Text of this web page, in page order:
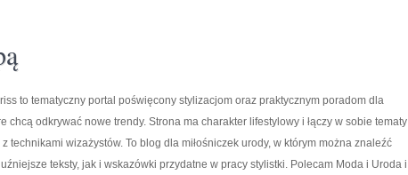
to tematyczny portal poświęcony stylizacjom oraz praktycznym poradom dla
chcą odkrywać nowe trendy. Strona ma charakter lifestylowy i łączy w sobie tematy
technikami wizażystów. To blog dla miłośniczek urody, w którym można znaleźć
teksty, jak i wskazówki przydatne w pracy stylistki. Polecam Moda i Uroda i